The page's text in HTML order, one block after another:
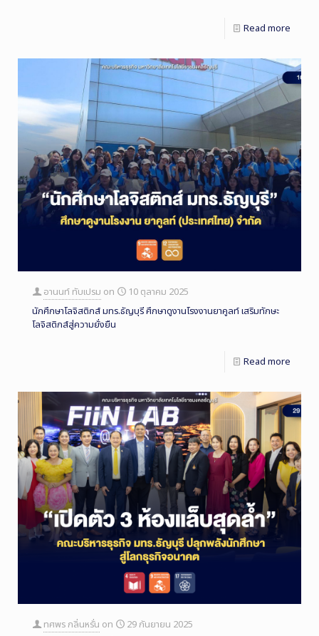
Read more
อานนท์ ทับเปรม on
10 ตุลาคม 2025
นักศึกษาโลจิสติกส์ มทร.ธัญบุรี ศึกษาดูงานโรงงานยาคูลท์ เสริมทักษะ
โลจิสติกส์สู่ความยั่งยืน
Read more
ทศพร กลิ่นหรั่น on
29 กันยายน 2025